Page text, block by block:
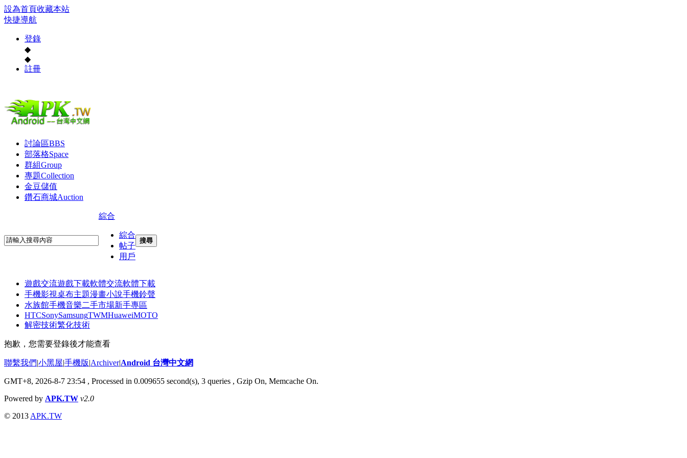
設為首頁收藏本站
快捷導航
登錄
◆
◆
註冊
討論區BBS
部落格Space
群組Group
專題Collection
金豆儲值
鑽石商城Auction
綜合
綜合
帖子
用戶
搜尋
遊戲交流遊戲下載軟體交流軟體下載
手機影視桌布主題漫畫小說手機鈴聲
水族館手機音樂二手市場新手專區
HTCSonySamsungTWMHuaweiMOTO
解密技術繁化技術
抱歉，您需要登錄後才能查看
聯繫我們|小黑屋|手機版|Archiver|Android 台灣中文網
GMT+8, 2026-8-7 23:54 , Processed in 0.009655 second(s), 3 queries , Gzip On, Memcache On.
Powered by APK.TW v2.0
© 2013 APK.TW